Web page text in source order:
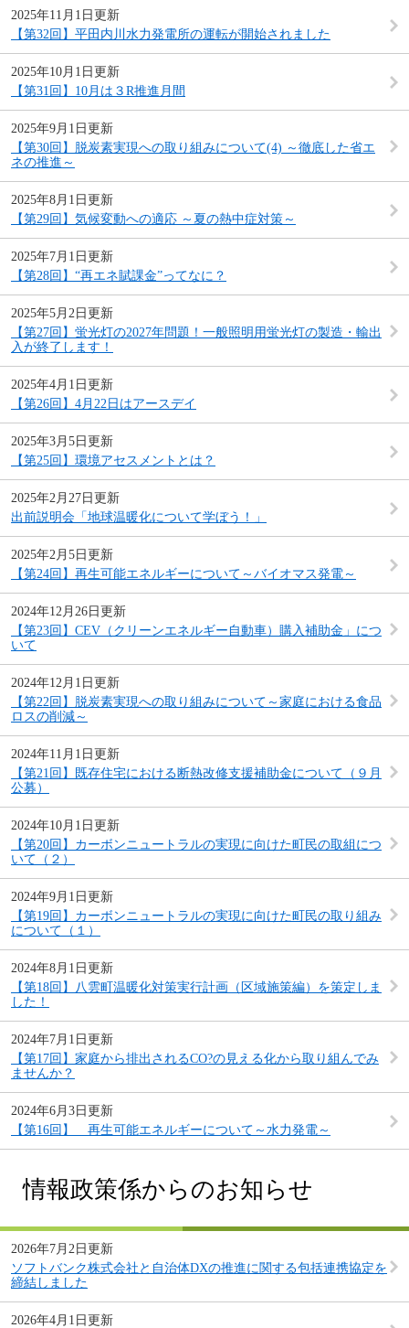
2025年11月1日更新
【第32回】平田内川水力発電所の運転が開始されました
2025年10月1日更新
【第31回】10月は３R推進月間
2025年9月1日更新
【第30回】脱炭素実現への取り組みについて(4) ～徹底した省エ
ネの推進～
2025年8月1日更新
【第29回】気候変動への適応 ～夏の熱中症対策～
2025年7月1日更新
【第28回】“再エネ賦課金”ってなに？
2025年5月2日更新
【第27回】蛍光灯の2027年問題！一般照明用蛍光灯の製造・輸出
入が終了します！
2025年4月1日更新
【第26回】4月22日はアースデイ
2025年3月5日更新
【第25回】環境アセスメントとは？
2025年2月27日更新
出前説明会「地球温暖化について学ぼう！」
2025年2月5日更新
【第24回】再生可能エネルギーについて～バイオマス発電～
2024年12月26日更新
【第23回】CEV（クリーンエネルギー自動車）購入補助金」につ
いて
2024年12月1日更新
【第22回】脱炭素実現への取り組みについて～家庭における食品
ロスの削減～
2024年11月1日更新
【第21回】既存住宅における断熱改修支援補助金について（９月
公募）
2024年10月1日更新
【第20回】カーボンニュートラルの実現に向けた町民の取組につ
いて（２）
2024年9月1日更新
【第19回】カーボンニュートラルの実現に向けた町民の取り組み
について（１）
2024年8月1日更新
【第18回】八雲町温暖化対策実行計画（区域施策編）を策定しま
した！
2024年7月1日更新
【第17回】家庭から排出されるCO?の見える化から取り組んでみ
ませんか？
2024年6月3日更新
【第16回】 再生可能エネルギーについて～水力発電～
情報政策係からのお知らせ
2026年7月2日更新
ソフトバンク株式会社と自治体DXの推進に関する包括連携協定を
締結しました
2026年4月1日更新